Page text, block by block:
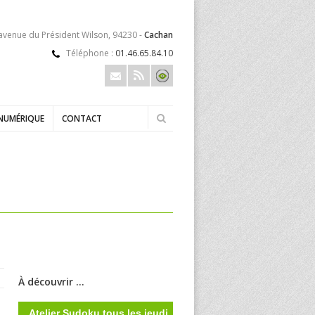
du Président Wilson, 94230 -Cachan
Téléphone : 01.46.65.84.10
CONTACT
À découvrir ...